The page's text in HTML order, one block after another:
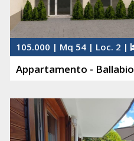
105.000 | Mq 54 | Loc. 2 |
Appartamento - Ballabio